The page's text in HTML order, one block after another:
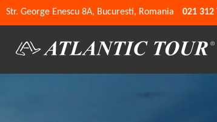
Str. George Enescu 8A, Bucuresti, Romania 021 312